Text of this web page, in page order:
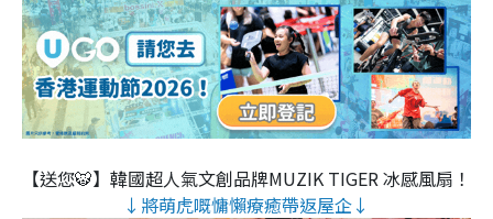
【送您🐯】韓國超人氣文創品牌MUZIK TIGER 冰感風扇！
↓將萌虎嘅慵懶療癒帶返屋企↓